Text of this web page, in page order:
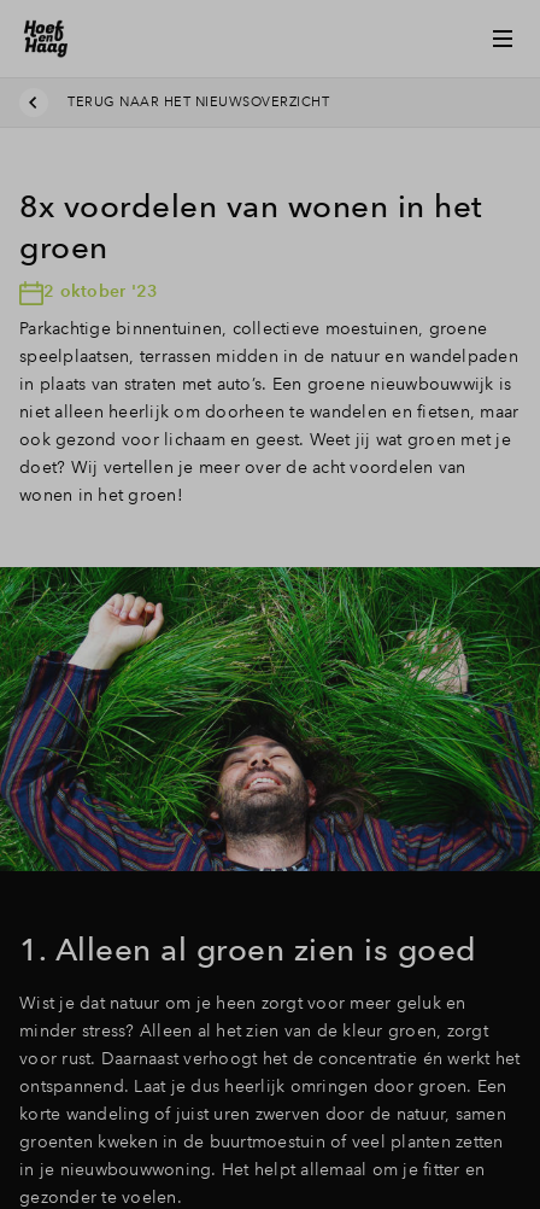
Inloggen
TERUG NAAR HET NIEUWSOVERZICHT
8x voordelen van wonen in het
groen
2 oktober '23
Parkachtige binnentuinen, collectieve moestuinen, groene
speelplaatsen, terrassen midden in de natuur en wandelpaden
in plaats van straten met auto’s. Een groene nieuwbouwwijk is
niet alleen heerlijk om doorheen te wandelen en fietsen, maar
ook gezond voor lichaam en geest. Weet jij wat groen met je
doet? Wij vertellen je meer over de acht voordelen van
wonen in het groen!
1. Alleen al groen zien is goed
Wist je dat natuur om je heen zorgt voor meer geluk en
minder stress? Alleen al het zien van de kleur groen, zorgt
voor rust. Daarnaast verhoogt het de concentratie én werkt het
ontspannend. Laat je dus heerlijk omringen door groen. Een
korte wandeling of juist uren zwerven door de natuur, samen
groenten kweken in de buurtmoestuin of veel planten zetten
in je nieuwbouwwoning. Het helpt allemaal om je fitter en
gezonder te voelen.